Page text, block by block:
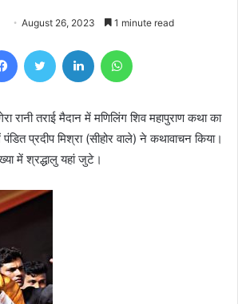
August 26, 2023 1 minute read
FacebookTwitter LinkedIn
रानी तराई मैदान में मणिलिंग शिव महापुराण कथा का
प्रदीप मिश्रा (सीहोर वाले) ने कथावाचन किया।
में श्रद्धालु यहां जुटे।